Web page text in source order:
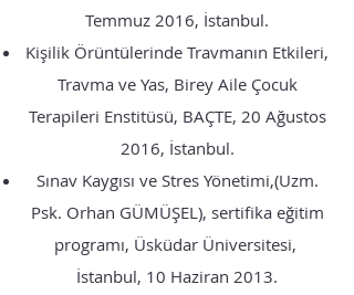
Temmuz 2016, İstanbul.
Kişilik Örüntülerinde Travmanın Etkileri,
Travma ve Yas, Birey Aile Çocuk
Terapileri Enstitüsü, BAÇTE, 20 Ağustos
2016, İstanbul.
Sınav Kaygısı ve Stres Yönetimi,(Uzm.
Psk. Orhan GÜMÜŞEL), sertifika eğitim
programı, Üsküdar Üniversitesi,
İstanbul, 10 Haziran 2013.